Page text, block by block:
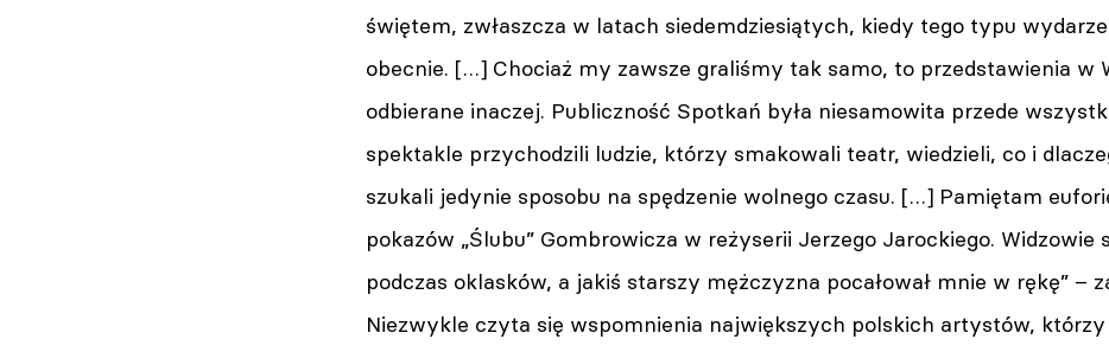
świętem, zwłaszcza w latach siedemdziesiątych, kiedy tego typu
obecnie. […] Chociaż my zawsze graliśmy tak samo, to przedstawienia w
odbierane inaczej. Publiczność Spotkań była niesamowita przede
spektakle przychodzili ludzie, którzy smakowali teatr, wiedzieli, co i
szukali jedynie sposobu na spędzenie wolnego czasu. […] Pamiętam
pokazów „Ślubu” Gombrowicza w reżyserii Jerzego Jarockiego. Widzowie
podczas oklasków, a jakiś starszy mężczyzna pocałował mnie w rękę” –
Niezwykle czyta się wspomnienia największych polskich artystów,